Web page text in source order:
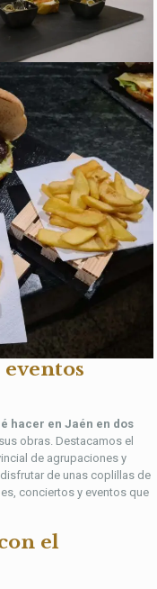
hacer en Jaén en dos
obras. Destacamos el
de agrupaciones y
de unas coplillas de
conciertos y eventos que
el